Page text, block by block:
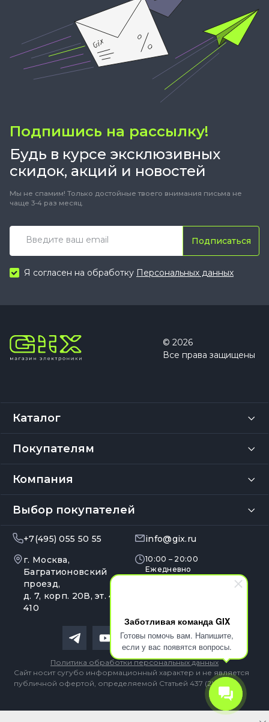
Заботливая команда GIX
Готовы помочь вам. Напишите,
если у вас появятся вопросы.
Подпишись на рассылку!
Будь в курсе эксклюзивных
скидок, акций и новостей
Мы не спамим! Только достойные твоего внимания письма не
чаще 3-4 раз месяц.
Подписаться
Я согласен на обработку Персональных данных
© 2026
Все права защищены
Каталог
Покупателям
Компания
Выбор покупателей
+7(495) 055 50 55
info@gix.ru
г. Москва,
Багратионовский
проезд,
д. 7, корп. 20В, эт. 4, оф.
410
10:00 – 20:00
Ежедневно
Сайт носит сугубо информационный характер и не является
публичной офертой, определяемой Статьей 437 (2) ГК РФ
Политика обработки персональных данных